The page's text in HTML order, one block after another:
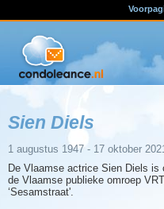
Sien Diels
1 augustus 1947 - 17 oktober
De Vlaamse actrice Sien Diels
de Vlaamse publieke omroep
‘Sesamstraat'.